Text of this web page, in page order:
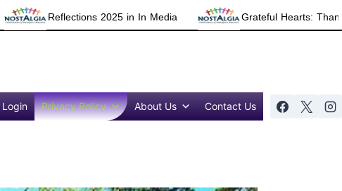
Reflections 2025 in In Media Grateful Hearts: Thanking All
Login Privacy Policy About Us Contact Us